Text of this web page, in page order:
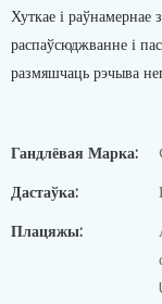
Хуткае і
распаўсюджванне і
размяшчаць рэчыва
Гандлёвая Марка:
Дастаўка:
Плацяжы: